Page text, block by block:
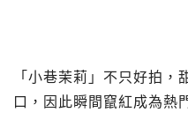
「小巷茉莉」不只好拍
口，因此瞬間竄紅成為熱